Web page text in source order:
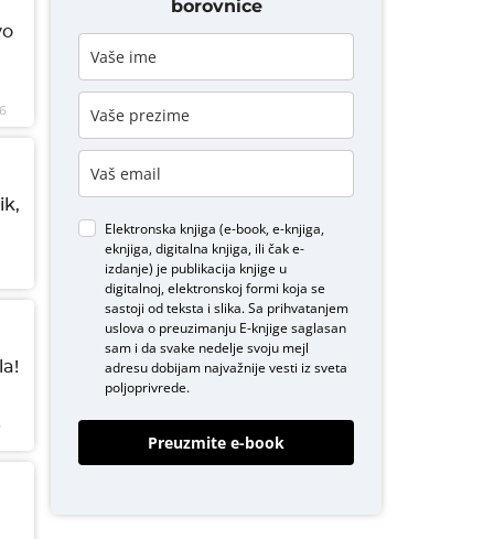
borovnice
Elektronska knjiga (e-book, e-knjiga,
eknjiga, digitalna knjiga, ili čak e-
izdanje) je publikacija knjige u
digitalnoj, elektronskoj formi koja se
sastoji od teksta i slika. Sa prihvatanjem
uslova o preuzimanju E-knjigesaglasan
sam i da svake nedelje svoju mejl
adresu dobijam najvažnije vesti iz sveta
poljoprivrede.
Preuzmite e-book